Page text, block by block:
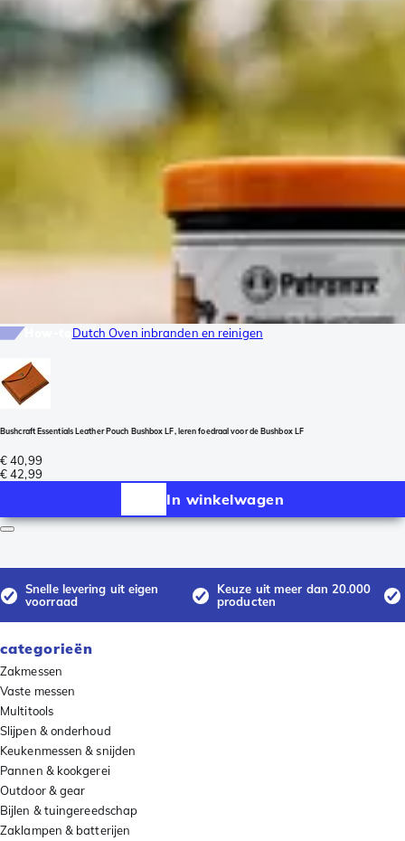
Dutch Oven inbranden en reinigen
Bushcraft Essentials Leather Pouch Bushbox LF, leren foedraal voor de Bushbox LF
€ 40,99
€ 42,99
In winkelwagen
Snelle levering uit eigen
voorraad
Keuze uit meer dan 20.000
producten
categorieën
Zakmessen
Vaste messen
Multitools
Slijpen & onderhoud
Keukenmessen & snijden
Pannen & kookgerei
Outdoor & gear
Bijlen & tuingereedschap
Zaklampen & batterijen